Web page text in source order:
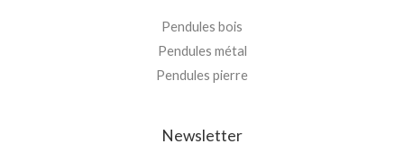
Pendules bois
Pendules métal
Pendules pierre
Newsletter